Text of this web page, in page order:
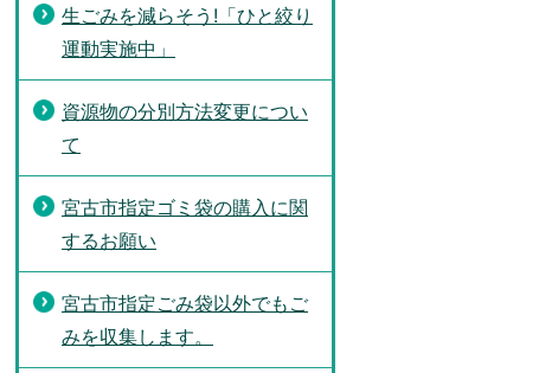
生ごみを減らそう!「ひと絞り
運動実施中」
資源物の分別方法変更につい
て
宮古市指定ゴミ袋の購入に関
するお願い
宮古市指定ごみ袋以外でもご
みを収集します。